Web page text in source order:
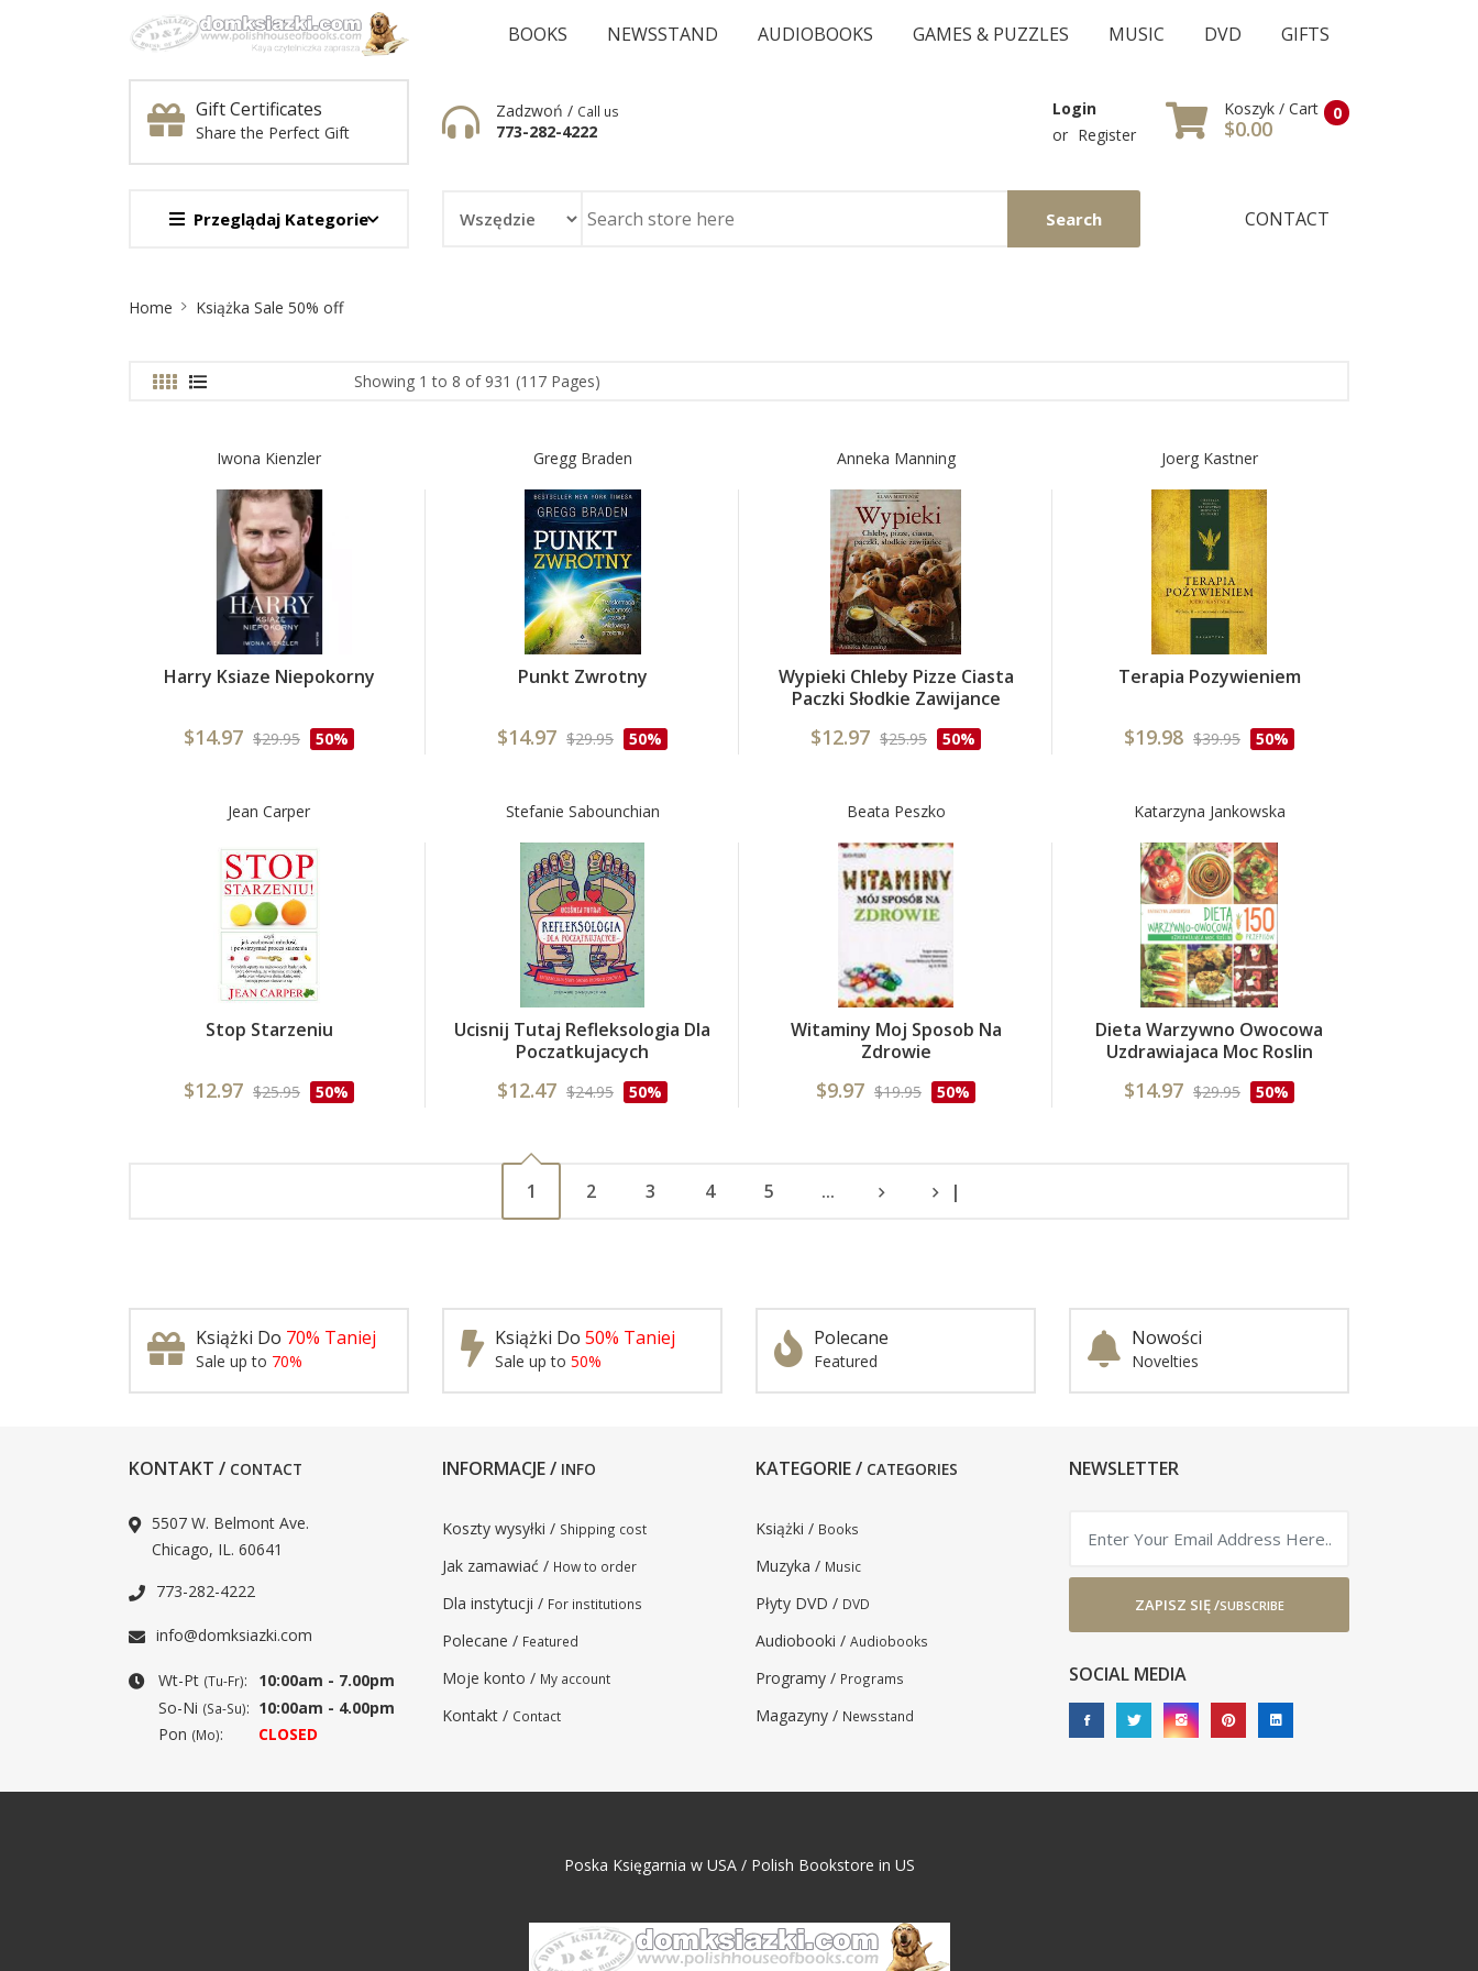
BOOKS NEWSSTAND AUDIOBOOKS GAMES & PUZZLES MUSIC DVD GIFTS
Gift Certificates
Share the Perfect Gift
Zadzwoń / Call us
773-282-4222
Login
or Register
0
Koszyk / Cart
$0.00
Przeglądaj Kategorie Search CONTACT
Home Książka Sale 50% off
Showing 1 to 8 of 931 (117 Pages)
Iwona Kienzler
Harry Ksiaze Niepokorny
$14.97 $29.95 50%
Gregg Braden
Punkt Zwrotny
$14.97 $29.95 50%
Anneka Manning
Wypieki Chleby Pizze Ciasta
Paczki Słodkie Zawijance
$12.97 $25.95 50%
Joerg Kastner
Terapia Pozywieniem
$19.98 $39.95 50%
Jean Carper
Stop Starzeniu
$12.97 $25.95 50%
Stefanie Sabounchian
Ucisnij Tutaj Refleksologia Dla
Poczatkujacych
$12.47 $24.95 50%
Beata Peszko
Witaminy Moj Sposob Na
Zdrowie
$9.97 $19.95 50%
Katarzyna Jankowska
Dieta Warzywno Owocowa
Uzdrawiajaca Moc Roslin
$14.97 $29.95 50%
1 2 3 4 5 ... |
Książki Do 70% Taniej
Sale up to 70%
Książki Do 50% Taniej
Sale up to 50%
Polecane
Featured
Nowości
Novelties
KONTAKT / CONTACT
5507 W. Belmont Ave.
Chicago, IL. 60641
773-282-4222
info@domksiazki.com
Wt-Pt (Tu-Fr):
10:00am - 7.00pm
So-Ni (Sa-Su): 10:00am - 4.00pm
Pon (Mo): CLOSED
INFORMACJE / INFO
Koszty wysyłki / Shipping cost
Jak zamawiać / How to order
Dla instytucji / For institutions
Polecane / Featured
Moje konto / My account
Kontakt / Contact
KATEGORIE / CATEGORIES
Książki / Books
Muzyka / Music
Płyty DVD / DVD
Audiobooki / Audiobooks
Programy / Programs
Magazyny / Newsstand
NEWSLETTER
ZAPISZ SIĘ /SUBSCRIBE
SOCIAL MEDIA
Poska Księgarnia w USA / Polish Bookstore in US